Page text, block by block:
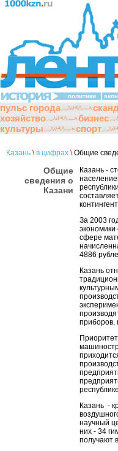
политики
пульс города
хозяйство
бизнес
культуры
спорт
Казань \ в цифрах \Общие
Общие
сведения о
Казани
Казань -
За 2003
экономики
сфере
4886
Казань
приборов,
Казань -
научный
них - 34
получают